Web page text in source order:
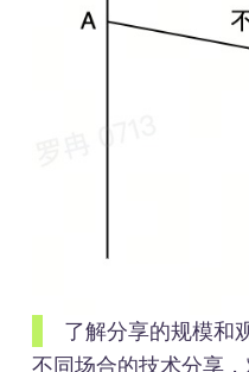
了解分享的规模和
不同场合的技术分享